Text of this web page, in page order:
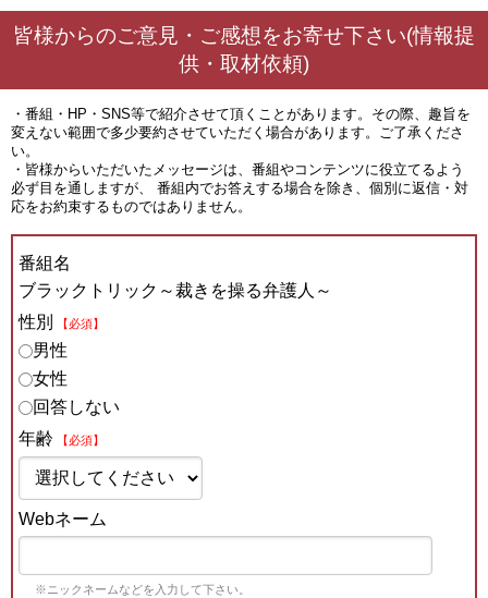
皆様からのご意見・ご感想をお寄せ下さい(情報提
供・取材依頼)
・番組・HP・SNS等で紹介させて頂くことがあります。その際、趣旨を
変えない範囲で多少要約させていただく場合があります。ご了承くださ
い。
・皆様からいただいたメッセージは、番組やコンテンツに役立てるよう
必ず目を通しますが、 番組内でお答えする場合を除き、個別に返信・対
応をお約束するものではありません。
番組名
ブラックトリック～裁きを操る弁護人～
性別
【必須】
男性
女性
回答しない
年齢
【必須】
Webネーム
※ニックネームなどを入力して下さい。